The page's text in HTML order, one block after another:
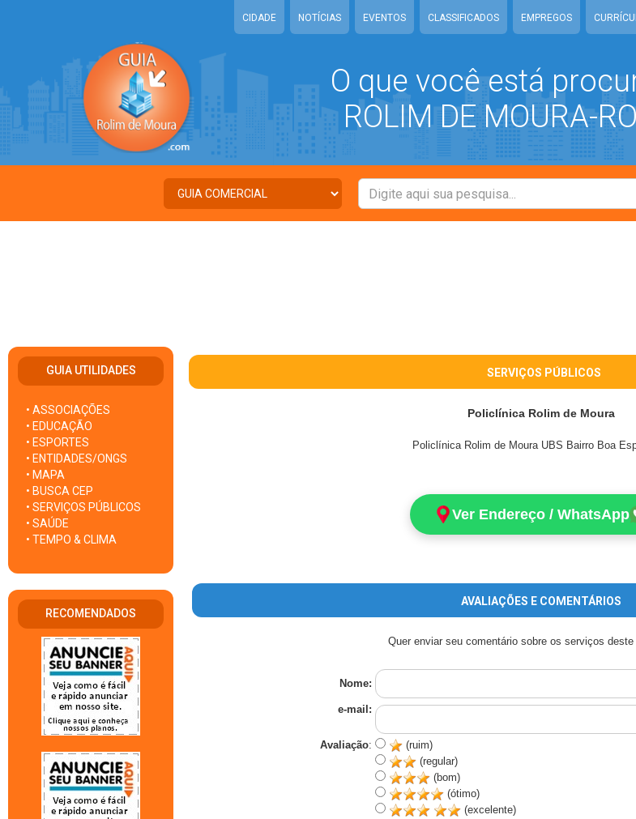
CIDADE NOTÍCIAS EVENTOS CLASSIFICADOS EMPREGOS
O que você está
ROLIM DE MOURA-
GUIA UTILIDADES
• ASSOCIAÇÕES
• EDUCAÇÃO
• ESPORTES
• ENTIDADES/ONGS
• MAPA
• BUSCA CEP
• SERVIÇOS PÚBLICOS
• SAÚDE
• TEMPO & CLIMA
RECOMENDADOS
SERVIÇOS PÚBLICOS
Policlínica Rolim de Moura
Policlínica Rolim de Moura UBS Bairro Boa
Ver Endereço / WhatsApp
AVALIAÇÕES E COMENTÁRIOS
Quer enviar seu comentário sobre os serviços
Nome:
e-mail:
Avaliação:
(ruim)
(regular)
(bom)
(ótimo)
(excelente)